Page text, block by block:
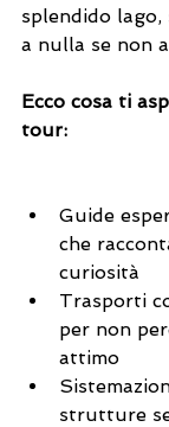
splendido lago,
a nulla se non
Ecco cosa ti
tour:
Guide
che
curiosità
Trasporti
per non
attimo
strutture